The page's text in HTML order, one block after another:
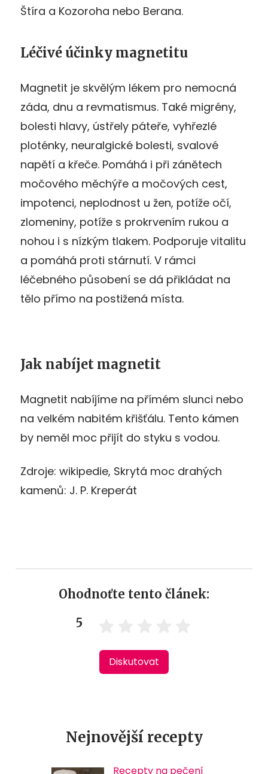
Štíra a Kozoroha nebo Berana.
Léčivé účinky magnetitu
Magnetit je skvělým lékem pro nemocná
záda, dnu a revmatismus. Také migrény,
bolesti hlavy, ústřely páteře, vyhřezlé
ploténky, neuralgické bolesti, svalové
napětí a křeče. Pomáhá i při zánětech
močového měchýře a močových cest,
impotenci, neplodnost u žen, potíže očí,
zlomeniny, potíže s prokrvením rukou a
nohou i s nízkým tlakem. Podporuje vitalitu
a pomáhá proti stárnutí. V rámci
léčebného působení se dá přikládat na
tělo přímo na postižená místa.
Jak nabíjet magnetit
Magnetit nabíjíme na přímém slunci nebo
na velkém nabitém křišťálu. Tento kámen
by neměl moc přijít do styku s vodou.
Zdroje: wikipedie, Skrytá moc drahých
kamenů: J. P. Kreperát
Ohodnoťte tento článek:
5
Diskutovat
Nejnovější recepty
Recepty na pečení